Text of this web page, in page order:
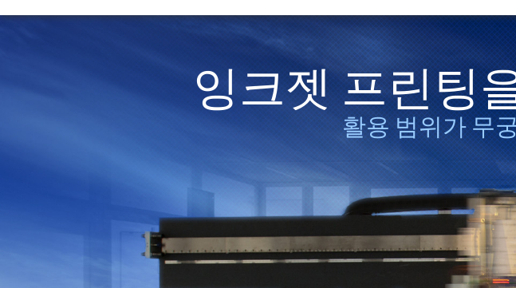
디스플레이 분야의 혁신 개요
이사회
투자정보
자문단
보도자료
뉴스 보도
예정된 행사
잉크젯 프린팅
활용 범위가 무